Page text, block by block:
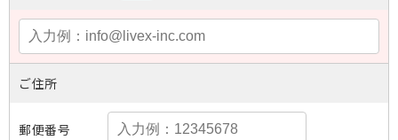
ご住所
郵便番号